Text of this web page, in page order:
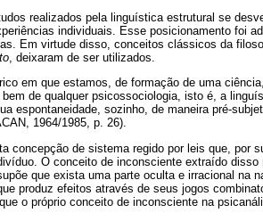
realizados pela linguística estrutural se
individuais. Esse posicionamento foi
Em virtude disso, conceitos clássicos da
, deixaram de ser utilizados.
em que estamos, de formação de uma
de qualquer psicossociologia, isto é, a
espontaneidade, sozinho, de maneira pré-
1964/1985, p. 26).
concepção de sistema regido por leis que, por
O conceito de inconsciente extraído
que exista uma parte oculta e irracional na
produz efeitos através de seus jogos
o próprio conceito de inconsciente na